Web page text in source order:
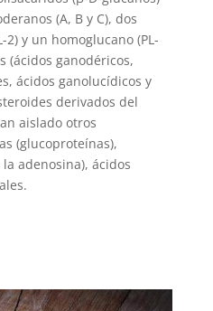
(A, B y C), dos
2) y un homoglucano (PL-
(ácidos ganodéricos,
ácidos ganolucídicos y
derivados del
aislado otros
(glucoproteínas),
adenosina), ácidos